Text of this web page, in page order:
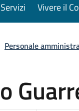
Servizi Vivere il
Personale